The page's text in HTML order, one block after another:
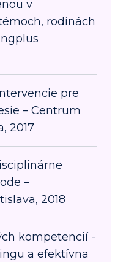
v
rodinách
pre
– Centrum
2017
–
2018
kompetencií -
a efektívna